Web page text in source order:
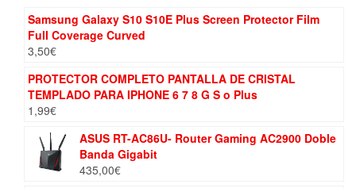
Samsung Galaxy S10 S10E Plus Screen Protector Film
Full Coverage Curved
3,50€
PROTECTOR COMPLETO PANTALLA DE CRISTAL
TEMPLADO PARA IPHONE 6 7 8 G S o Plus
1,99€
ASUS RT-AC86U- Router Gaming AC2900 Doble
Banda Gigabit
435,00€